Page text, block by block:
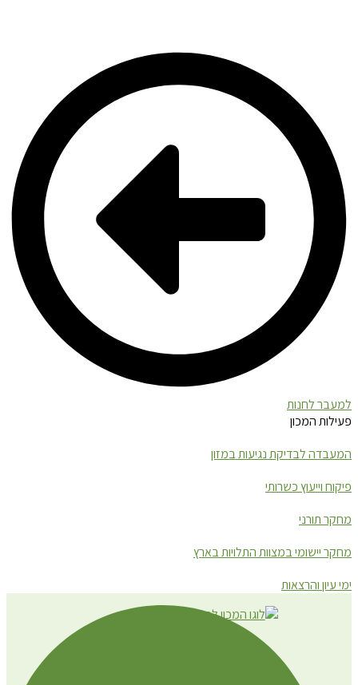
למעבר לחנות
פעילות המכון
המעבדה לבדיקת נגיעות במזון
פיקוח וייעוץ כשרותי
מחקר תורני
מחקר יישומי במצוות התלויות בארץ
ימי עיון והרצאות